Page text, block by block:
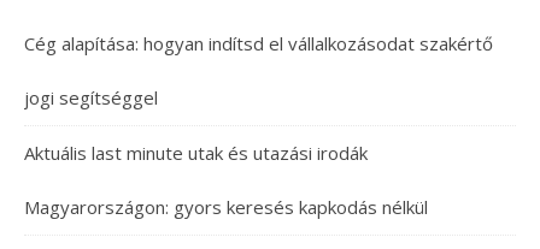
Cég alapítása: hogyan indítsd el vállalkozásodat szakértő
jogi segítséggel
Aktuális last minute utak és utazási irodák
Magyarországon: gyors keresés kapkodás nélkül